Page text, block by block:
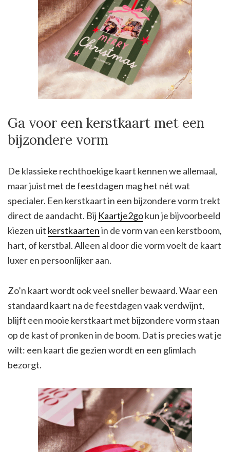
Ga voor een kerstkaart met een
bijzondere vorm
De klassieke rechthoekige kaart kennen we allemaal,
maar juist met de feestdagen mag het nét wat
specialer. Een kerstkaart in een bijzondere vorm trekt
direct de aandacht. Bij Kaartje2gokun je bijvoorbeeld
kiezen uit kerstkaartenin de vorm van een kerstboom,
hart, of kerstbal. Alleen al door die vorm voelt de kaart
luxer en persoonlijker aan.
Zo’n kaart wordt ook veel sneller bewaard. Waar een
standaard kaart na de feestdagen vaak verdwijnt,
blijft een mooie kerstkaart met bijzondere vorm staan
op de kast of pronken in de boom. Dat is precies wat je
wilt: een kaart die gezien wordt en een glimlach
bezorgt.